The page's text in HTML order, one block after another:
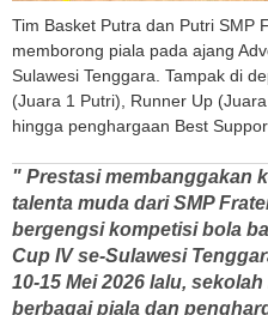
Tim Basket Putra dan Putri SMP
memborong piala pada ajang
Sulawesi Tenggara. Tampak di
(Juara 1 Putri), Runner Up
hingga penghargaan Best
" Prestasi membanggakan
talenta muda dari SMP
bergengsi kompetisi bola
Cup IV se-Sulawesi
10-15 Mei 2026 lalu,
berbagai piala dan